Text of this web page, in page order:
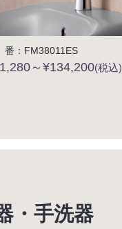
：FM38011ES
～¥134,200(税込)
・手洗器